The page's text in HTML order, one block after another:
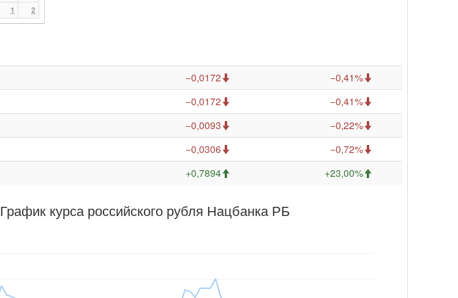
1 2
−0,0172
−0,41%
−0,0172
−0,41%
−0,0093
−0,22%
−0,0306
−0,72%
+0,7894 +23,00%
График курса российского рубля Нацбанка РБ